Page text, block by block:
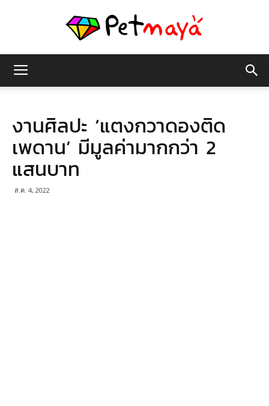
มายา
งานศิลปะ ‘แตงกวาดองติด
เพดาน’ มีมูลค่ามากกว่า 2
แสนบาท
ส.ค. 4, 2022